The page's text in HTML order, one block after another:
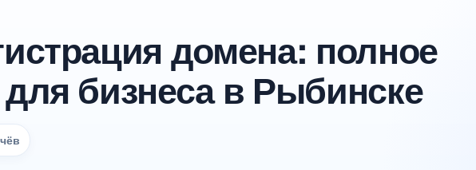
домена: полное
бизнеса в Рыбинске